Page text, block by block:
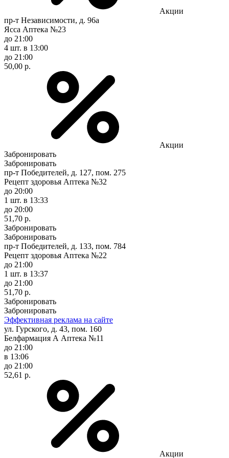
Акции
пр-т Независимости, д. 96а
Ясса Аптека №23
до 21:00
4 шт. в 13:00
до 21:00
50,00 р.
Акции
Забронировать
Забронировать
пр-т Победителей, д. 127, пом. 275
Рецепт здоровья Аптека №32
до 20:00
1 шт. в 13:33
до 20:00
51,70 р.
Забронировать
Забронировать
пр-т Победителей, д. 133, пом. 784
Рецепт здоровья Аптека №22
до 21:00
1 шт. в 13:37
до 21:00
51,70 р.
Забронировать
Забронировать
Эффективная реклама на сайте
ул. Гурского, д. 43, пом. 160
Белфармация А Аптека №11
до 21:00
в 13:06
до 21:00
52,61 р.
Акции